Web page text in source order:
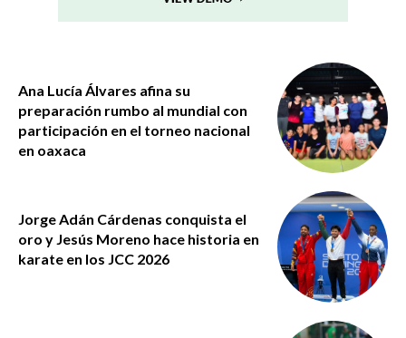
Ana Lucía Álvares afina su
preparación rumbo al mundial con
participación en el torneo nacional
en oaxaca
Jorge Adán Cárdenas conquista el
oro y Jesús Moreno hace historia en
karate en los JCC 2026